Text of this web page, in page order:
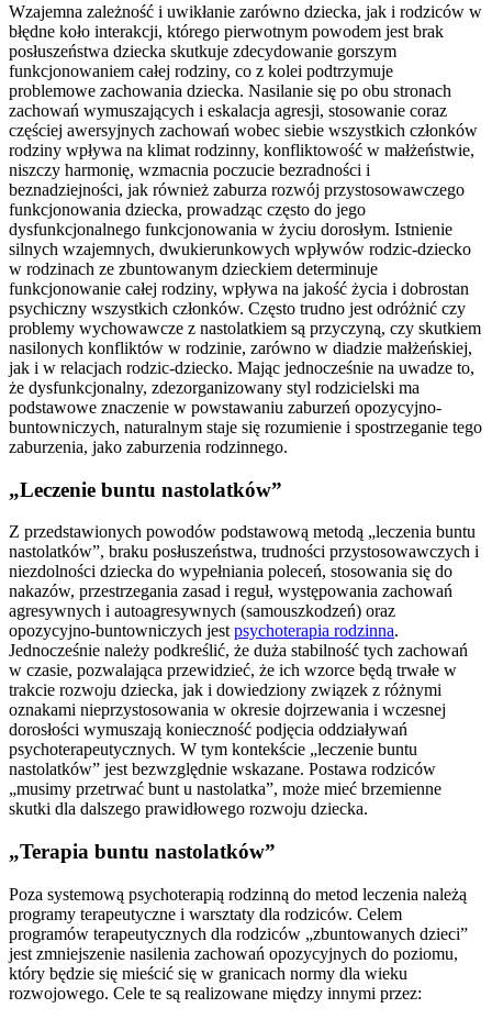
Wzajemna zależność i uwikłanie zarówno dziecka, jak i rodziców w
błędne koło interakcji, którego pierwotnym powodem jest brak
posłuszeństwa dziecka skutkuje zdecydowanie gorszym
funkcjonowaniem całej rodziny, co z kolei podtrzymuje
problemowe zachowania dziecka. Nasilanie się po obu stronach
zachowań wymuszających i eskalacja agresji, stosowanie coraz
częściej awersyjnych zachowań wobec siebie wszystkich członków
rodziny wpływa na klimat rodzinny, konfliktowość w małżeństwie,
niszczy harmonię, wzmacnia poczucie bezradności i
beznadziejności, jak również zaburza rozwój przystosowawczego
funkcjonowania dziecka, prowadząc często do jego
dysfunkcjonalnego funkcjonowania w życiu dorosłym. Istnienie
silnych wzajemnych, dwukierunkowych wpływów rodzic-dziecko
w rodzinach ze zbuntowanym dzieckiem determinuje
funkcjonowanie całej rodziny, wpływa na jakość życia i dobrostan
psychiczny wszystkich członków. Często trudno jest odróżnić czy
problemy wychowawcze z nastolatkiem są przyczyną, czy skutkiem
nasilonych konfliktów w rodzinie, zarówno w diadzie małżeńskiej,
jak i w relacjach rodzic-dziecko. Mając jednocześnie na uwadze to,
że dysfunkcjonalny, zdezorganizowany styl rodzicielski ma
podstawowe znaczenie w powstawaniu zaburzeń opozycyjno-
buntowniczych, naturalnym staje się rozumienie i spostrzeganie tego
zaburzenia, jako zaburzenia rodzinnego.
„Leczenie buntu nastolatków”
Z przedstawionych powodów podstawową metodą „leczenia buntu
nastolatków”, braku posłuszeństwa, trudności przystosowawczych i
niezdolności dziecka do wypełniania poleceń, stosowania się do
nakazów, przestrzegania zasad i reguł, występowania zachowań
agresywnych i autoagresywnych (samouszkodzeń) oraz
opozycyjno-buntowniczych jest psychoterapia rodzinna.
Jednocześnie należy podkreślić, że duża stabilność tych zachowań
w czasie, pozwalająca przewidzieć, że ich wzorce będą trwałe w
trakcie rozwoju dziecka, jak i dowiedziony związek z różnymi
oznakami nieprzystosowania w okresie dojrzewania i wczesnej
dorosłości wymuszają konieczność podjęcia oddziaływań
psychoterapeutycznych. W tym kontekście „leczenie buntu
nastolatków” jest bezwzględnie wskazane. Postawa rodziców
„musimy przetrwać bunt u nastolatka”, może mieć brzemienne
skutki dla dalszego prawidłowego rozwoju dziecka.
„Terapia buntu nastolatków”
Poza systemową psychoterapią rodzinną do metod leczenia należą
programy terapeutyczne i warsztaty dla rodziców. Celem
programów terapeutycznych dla rodziców „zbuntowanych dzieci”
jest zmniejszenie nasilenia zachowań opozycyjnych do poziomu,
który będzie się mieścić się w granicach normy dla wieku
rozwojowego. Cele te są realizowane między innymi przez: